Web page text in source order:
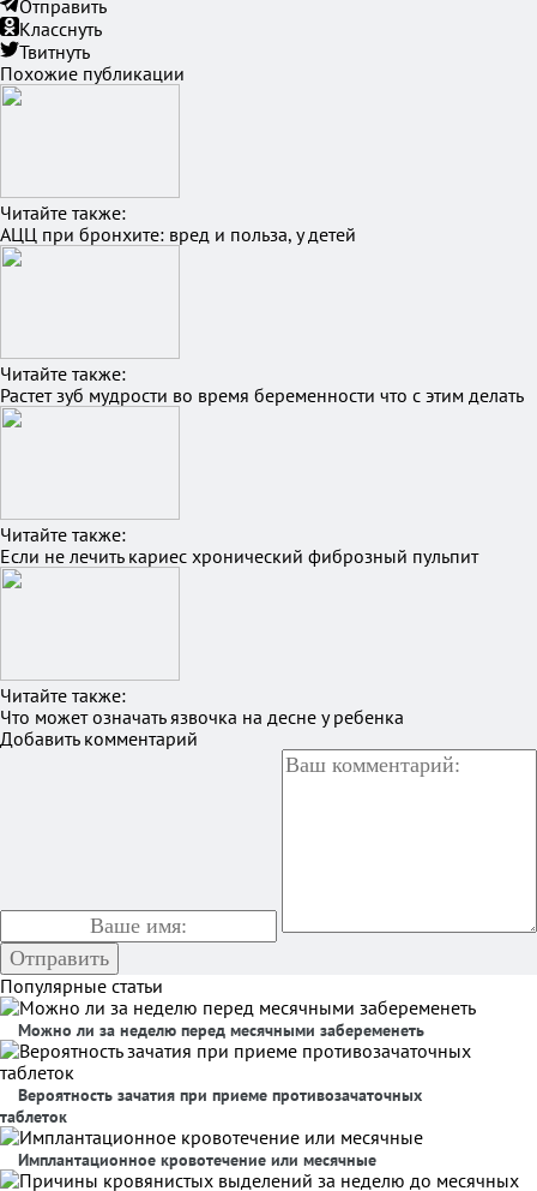
Отправить
Класснуть
Твитнуть
Похожие публикации
Читайте также:
АЦЦ при бронхите: вред и польза, у детей
Читайте также:
Растет зуб мудрости во время беременности что с этим делать
Читайте также:
Если не лечить кариес хронический фиброзный пульпит
Читайте также:
Что может означать язвочка на десне у ребенка
Добавить комментарий
Популярные статьи
Можно ли за неделю перед месячными забеременеть
Вероятность зачатия при приеме противозачаточных
таблеток
Имплантационное кровотечение или месячные